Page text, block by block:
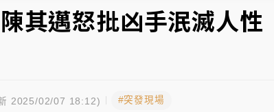
天影響最劇烈
罰4800＋拖吊費
權西路鷹架倒塌壓2車
其邁怒批凶手泯滅人性
2025/02/07 18:12) #突發現場